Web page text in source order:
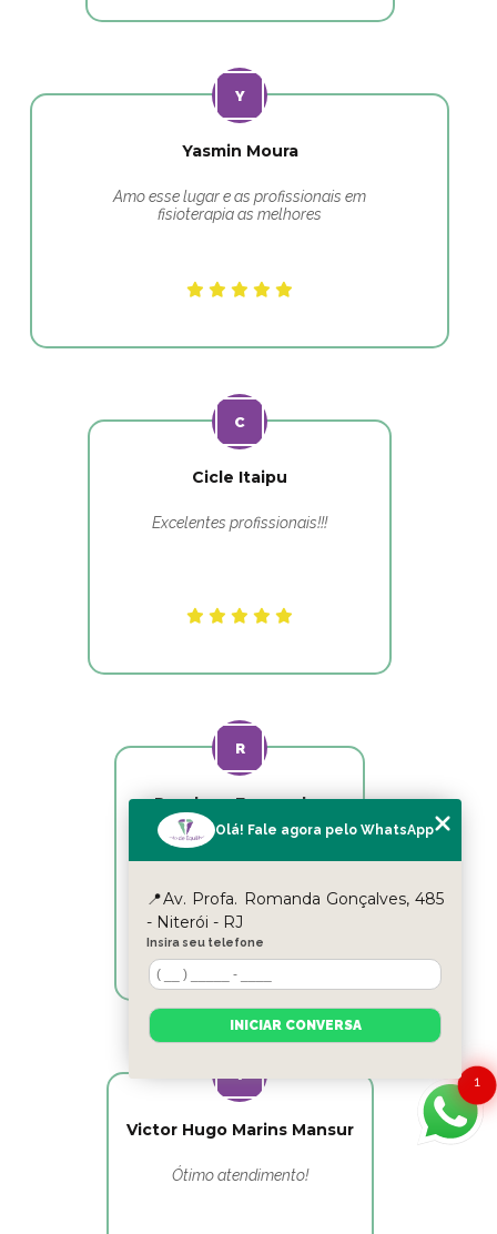
Yasmin Moura
Amo esse lugar e as profissionais em
fisioterapia as melhores
Cicle Itaipu
Excelentes profissionais!!!
Reyslane Fernandes
Excelente equipe!!
Victor Hugo Marins Mansur
Ótimo atendimento!
1
Olá! Fale agora pelo WhatsApp
📍Av. Profa. Romanda Gonçalves, 485
- Niterói - RJ
Insira seu telefone
INICIAR CONVERSA